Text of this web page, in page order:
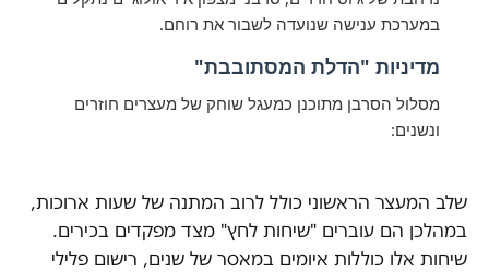
שלב המעצר הראשוני כולל לרוב המתנה של שעות ארוכות,
במהלכן הם עוברים "שיחות לחץ" מצד מפקדים בכירים.
שיחות אלו כוללות איומים במאסר של שנים, רישום פלילי